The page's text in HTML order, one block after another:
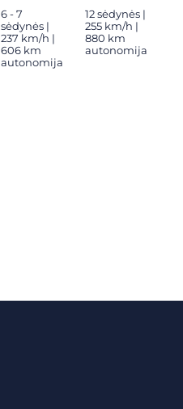
6 - 7
sėdynės |
237 km/h |
606 km
autonomija
12 sėdynės |
255 km/h |
880 km
autonomija